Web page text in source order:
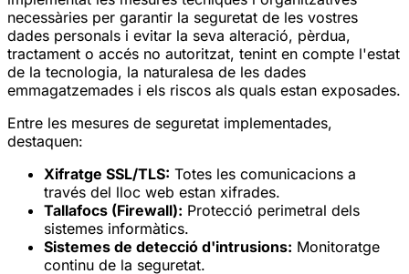
necessàries per garantir la seguretat de les vostres
dades personals i evitar la seva alteració, pèrdua,
tractament o accés no autoritzat, tenint en compte l'estat
de la tecnologia, la naturalesa de les dades
emmagatzemades i els riscos als quals estan exposades.
Entre les mesures de seguretat implementades,
destaquen:
Xifratge SSL/TLS: Totes les comunicacions a
través del lloc web estan xifrades.
Tallafocs (Firewall): Protecció perimetral dels
sistemes informàtics.
Sistemes de detecció d'intrusions: Monitoratge
continu de la seguretat.